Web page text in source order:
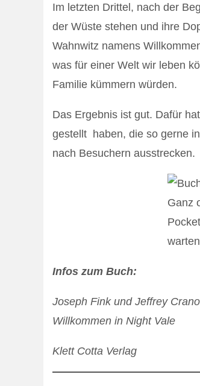
Im letzten Drittel, nach der
der Wüste stehen und ihre
Wahnwitz namens
was für einer Welt wir leben
Familie kümmern würden.
Das Ergebnis ist gut. Dafür
gestellt haben, die so gerne
nach Besuchern ausstrecken.
Ganz
Infos zum Buch:
Joseph Fink und Jeffrey
Willkommen in Night Vale
Klett Cotta Verlag